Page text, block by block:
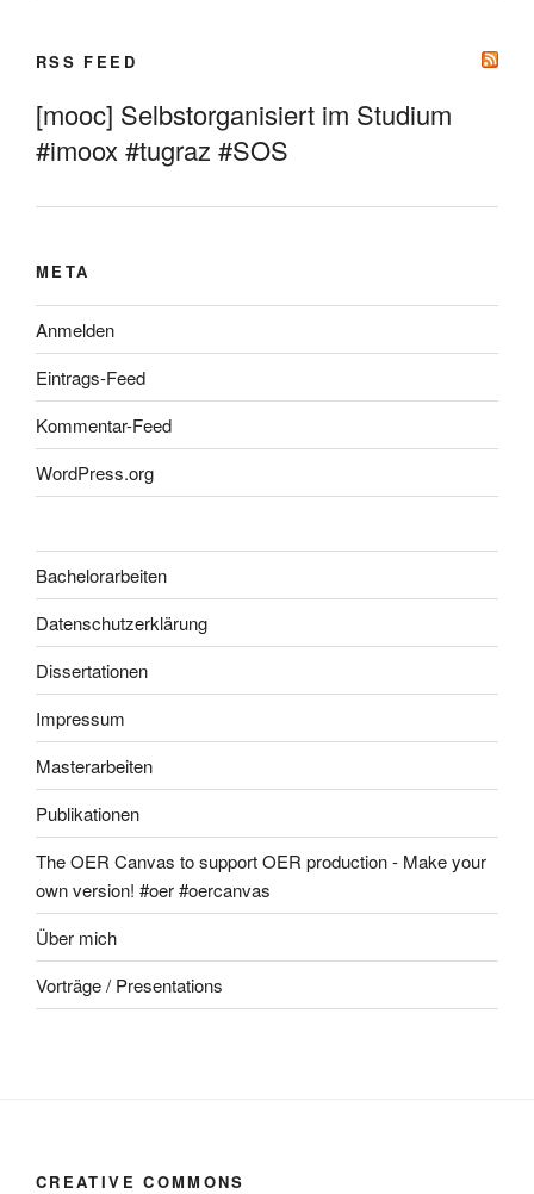
RSS FEED
[mooc] Selbstorganisiert im Studium
#imoox #tugraz #SOS
META
Anmelden
Eintrags-Feed
Kommentar-Feed
WordPress.org
Bachelorarbeiten
Datenschutzerklärung
Dissertationen
Impressum
Masterarbeiten
Publikationen
The OER Canvas to support OER production - Make your
own version! #oer #oercanvas
Über mich
Vorträge / Presentations
CREATIVE COMMONS